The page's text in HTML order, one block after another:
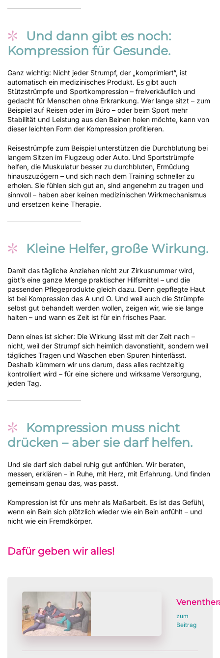
Und dann gibt es noch:
Kompression für Gesunde.
Ganz wichtig: Nicht jeder Strumpf, der „komprimiert“, ist
automatisch ein medizinisches Produkt. Es gibt auch
Stützstrümpfe und Sportkompression – freiverkäuflich und
gedacht für Menschen ohne Erkrankung. Wer lange sitzt – zum
Beispiel auf Reisen oder im Büro – oder beim Sport mehr
Stabilität und Leistung aus den Beinen holen möchte, kann von
dieser leichten Form der Kompression profitieren.
Reisestrümpfe zum Beispiel unterstützen die Durchblutung bei
langem Sitzen im Flugzeug oder Auto. Und Sportstrümpfe
helfen, die Muskulatur besser zu durchbluten, Ermüdung
hinauszuzögern – und sich nach dem Training schneller zu
erholen. Sie fühlen sich gut an, sind angenehm zu tragen und
sinnvoll – haben aber keinen medizinischen Wirkmechanismus
und ersetzen keine Therapie.
Kleine Helfer, große Wirkung.
Damit das tägliche Anziehen nicht zur Zirkusnummer wird,
gibt’s eine ganze Menge praktischer Hilfsmittel – und die
passenden Pflegeprodukte gleich dazu. Denn gepflegte Haut
ist bei Kompression das A und O. Und weil auch die Strümpfe
selbst gut behandelt werden wollen, zeigen wir, wie sie lange
halten – und wann es Zeit ist für ein frisches Paar.
Denn eines ist sicher: Die Wirkung lässt mit der Zeit nach –
nicht, weil der Strumpf sich heimlich davonstiehlt, sondern weil
tägliches Tragen und Waschen eben Spuren hinterlässt.
Deshalb kümmern wir uns darum, dass alles rechtzeitig
kontrolliert wird – für eine sichere und wirksame Versorgung,
jeden Tag.
Kompression muss nicht
drücken – aber sie darf helfen.
Und sie darf sich dabei ruhig gut anfühlen. Wir beraten,
messen, erklären – in Ruhe, mit Herz, mit Erfahrung. Und finden
gemeinsam genau das, was passt.
Kompression ist für uns mehr als Maßarbeit. Es ist das Gefühl,
wenn ein Bein sich plötzlich wieder wie ein Bein anfühlt – und
nicht wie ein Fremdkörper.
Dafür geben wir alles!
zum
Beitrag